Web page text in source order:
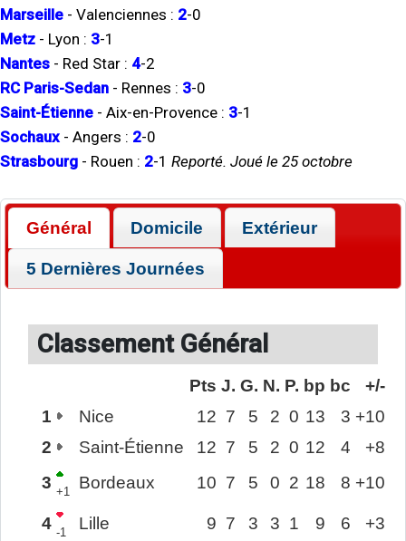
Marseille - Valenciennes : 2-0
Metz - Lyon : 3-1
Nantes - Red Star : 4-2
RC Paris-Sedan - Rennes : 3-0
Saint-Étienne - Aix-en-Provence : 3-1
Sochaux - Angers : 2-0
Strasbourg - Rouen : 2-1 Reporté. Joué le 25 octobre
Général Domicile Extérieur
5 Dernières Journées
Classement Général
Pts J. G. N. P. bp bc
+/-
1
Nice 12 7 5 2 0 13 3 +10
2
Saint-Étienne 12 7 5 2 0 12 4
+8
3 +1 Bordeaux 10 7 5 0 2 18 8 +10
4 -1 Lille 9 7 3 3 1 9 6 +3